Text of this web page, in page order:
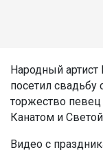
Народный
посетил свадьбу
торжество певец
Канатом и
Видео с